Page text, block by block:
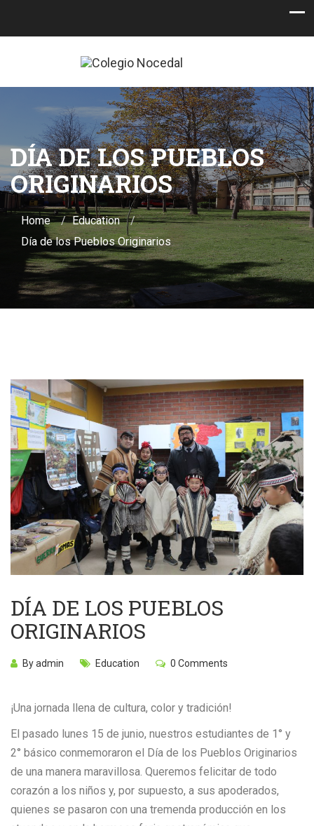
DÍA DE LOS PUEBLOS
ORIGINARIOS
Home
Education
Día de los Pueblos Originarios
DÍA DE LOS PUEBLOS
ORIGINARIOS
By admin Education 0 Comments
¡Una jornada llena de cultura, color y tradición!
El pasado lunes 15 de junio, nuestros estudiantes de 1° y
2° básico conmemoraron el Día de los Pueblos Originarios
de una manera maravillosa. Queremos felicitar de todo
corazón a los niños y, por supuesto, a sus apoderados,
quienes se pasaron con una tremenda producción en los